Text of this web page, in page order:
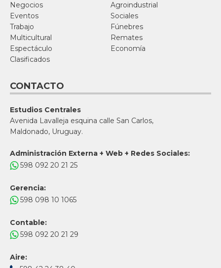
Negocios
Agroindustrial
Eventos
Sociales
Trabajo
Fúnebres
Multicultural
Remates
Espectáculo
Economía
Clasificados
CONTACTO
Estudios Centrales
Avenida Lavalleja esquina calle San Carlos,
Maldonado, Uruguay.
Administración Externa + Web + Redes Sociales:
598 092 20 21 25
Gerencia:
598 098 10 1065
Contable:
598 092 20 21 29
Aire: